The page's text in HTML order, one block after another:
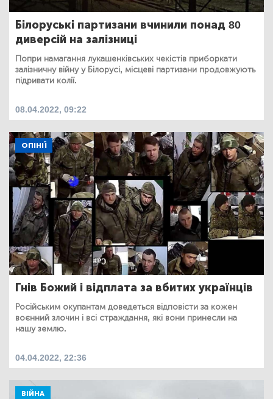
Білоруські партизани вчинили понад 80
диверсій на залізниці
Попри намагання лукашенківських чекістів приборкати
залізничну війну у Білорусі, місцеві партизани продовжують
підривати колії.
08.04.2022, 09:22
ОПІНІЇ
Гнів Божий і відплата за вбитих українців
Російським окупантам доведеться відповісти за кожен
воєнний злочин і всі страждання, які вони принесли на
нашу землю.
04.04.2022, 22:36
ВІЙНА